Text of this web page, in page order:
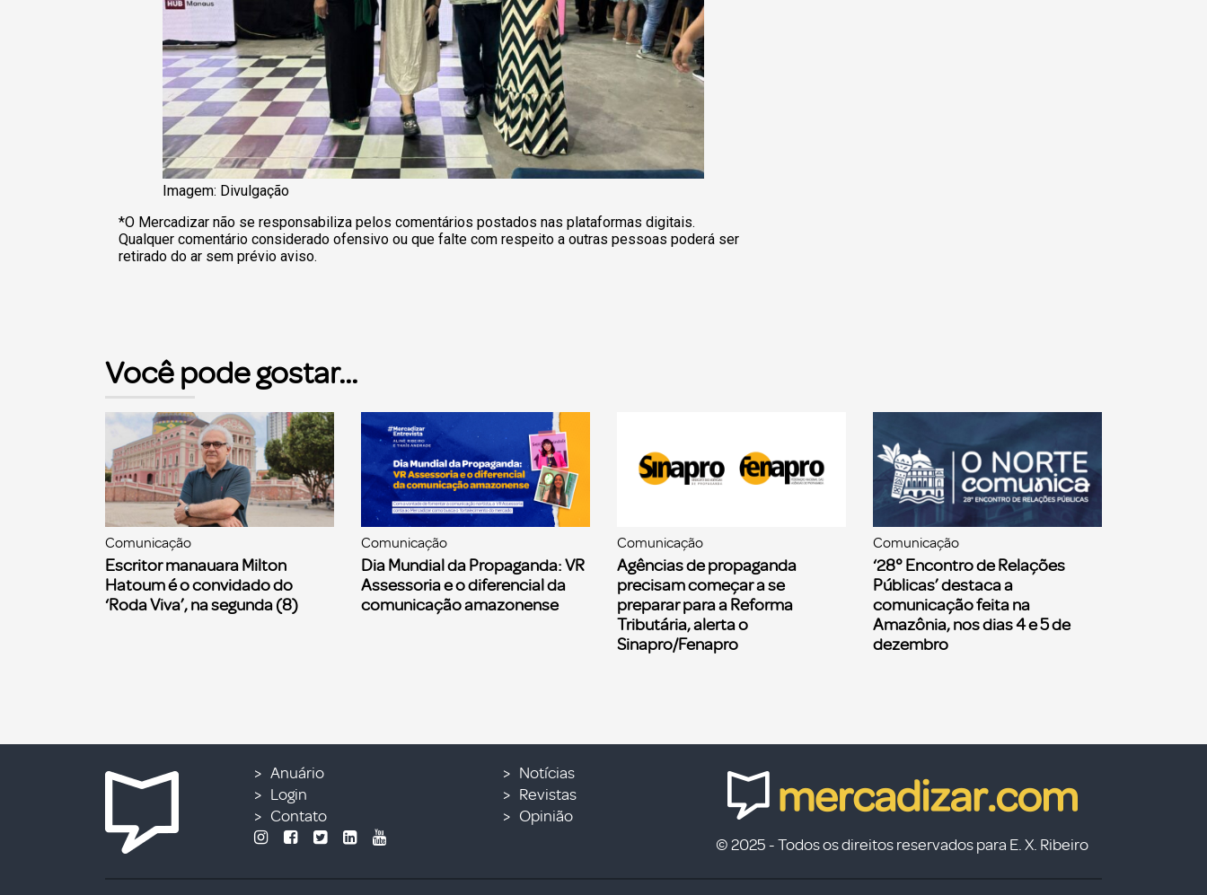
Imagem: Divulgação
*O Mercadizar não se responsabiliza pelos comentários postados nas plataformas digitais.
Qualquer comentário considerado ofensivo ou que falte com respeito a outras pessoas poderá ser
retirado do ar sem prévio aviso.
Você pode gostar...
Comunicação
Escritor manauara Milton
Hatoum é o convidado do
‘Roda Viva’, na segunda (8)
Comunicação
Dia Mundial da Propaganda: VR
Assessoria e o diferencial da
comunicação amazonense
Comunicação
Agências de propaganda
precisam começar a se
preparar para a Reforma
Tributária, alerta o
Sinapro/Fenapro
Comunicação
‘28° Encontro de Relações
Públicas’ destaca a
comunicação feita na
Amazônia, nos dias 4 e 5 de
dezembro
Anuário
Login
Contato
Notícias
Revistas
Opinião
© 2025 - Todos os direitos reservados para E. X. Ribeiro